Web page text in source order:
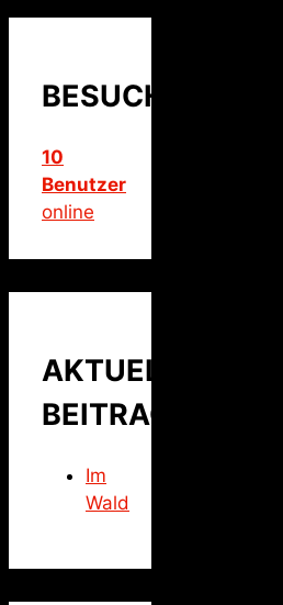
BESUCHER
10
Benutzer
online
AKTUELLER
BEITRAG
Im
Wald